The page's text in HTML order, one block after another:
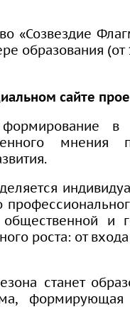
«Созвездие
образования
сайте
мнения
и
роста: от
станет